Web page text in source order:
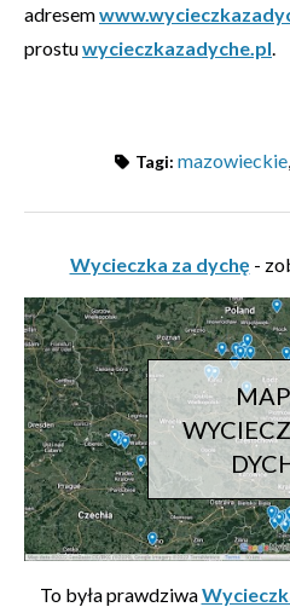
adresem
prostuwycieczkazadyche.pl
Tagi: mazowieckie,
Wycieczka za dychę -
To była prawdziwa